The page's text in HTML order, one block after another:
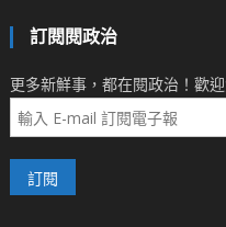
訂閱閱政治
更多新鮮事，都在閱政治！歡迎